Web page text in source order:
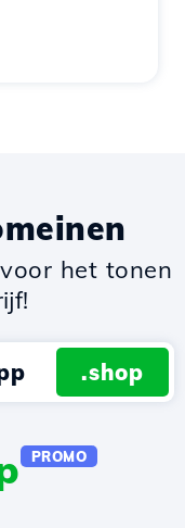
voor het tonen
.shop
PROMO